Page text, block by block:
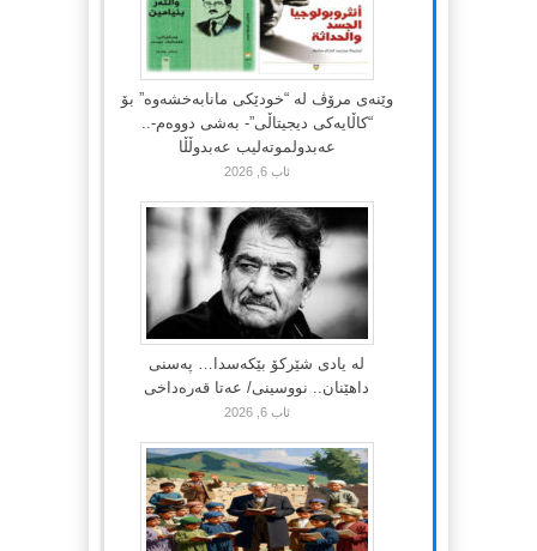
وێنەی مرۆڤ لە “خودێکی مانابەخشەوە” بۆ
“کاڵایەکی دیجیتاڵی”- بەشی دووەم-..
عەبدولموتەلیب عەبدوڵڵا
ئاب 6, 2026
لە یادی شێرکۆ بێکەسدا… پەسنی
داهێنان.. نووسینی/ عەتا قەرەداخی
ئاب 6, 2026